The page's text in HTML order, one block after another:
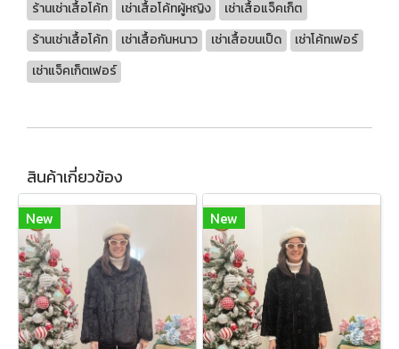
ร้านเช่าเสื้อโค้ท เช่าเสื้อโค้ทผู้หญิง
เช่าเสื้อแจ็คเก็ต
ร้านเช่าเสื้อโค้ท
เช่าเสื้อกันหนาว เช่าเสื้อขนเป็ด
เช่าโค้ทเฟอร์
เช่าแจ็คเก็ตเฟอร์
สินค้าเกี่ยวข้อง
New New